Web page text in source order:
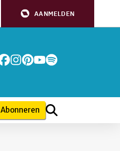
AANMELDEN
Abonneren